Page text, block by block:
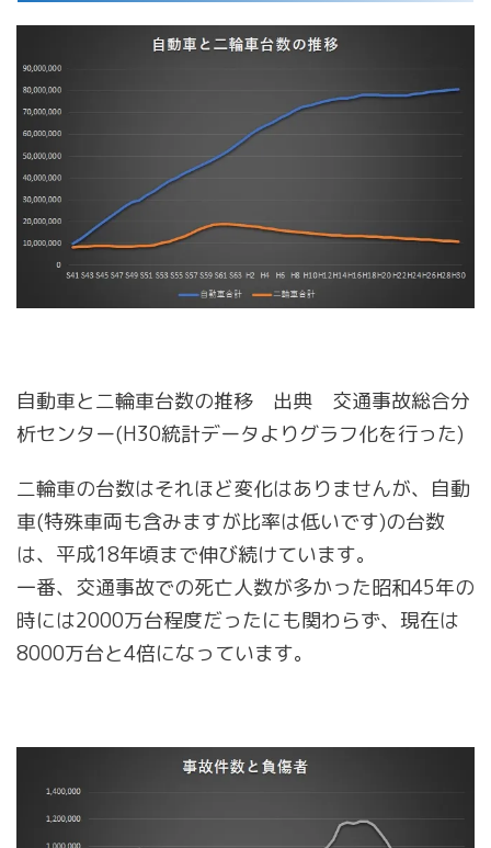
自動車と二輪車台数の推移 出典 交通事故総合分
析センター(H30統計データよりグラフ化を行った)
二輪車の台数はそれほど変化はありませんが、自動
車(特殊車両も含みますが比率は低いです)の台数
は、平成18年頃まで伸び続けています。
一番、交通事故での死亡人数が多かった昭和45年の
時には2000万台程度だったにも関わらず、現在は
8000万台と4倍になっています。